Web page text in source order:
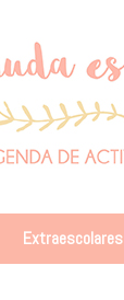
Extraescolares